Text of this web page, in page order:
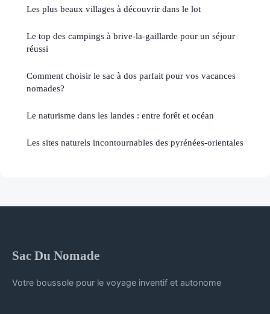
Les plus beaux villages à découvrir dans le lot
Le top des campings à brive-la-gaillarde pour un séjour
réussi
Comment choisir le sac à dos parfait pour vos vacances
nomades?
Le naturisme dans les landes : entre forêt et océan
Les sites naturels incontournables des pyrénées-orientales
Sac Du Nomade
Votre boussole pour le voyage inventif et autonome